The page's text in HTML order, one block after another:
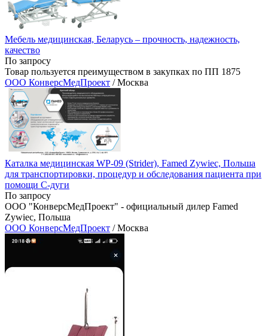
Мебель медицинская, Беларусь – прочность, надежность,
качество
По запросу
Товар пользуется преимуществом в закупках по ПП 1875
ООО КонверсМедПроект / Москва
Каталка медицинская WP-09 (Strider), Famed Zywiec, Польша
для транспортировки, процедур и обследования пациента при
помощи С-дуги
По запросу
ООО "КонверсМедПроект" - официальный дилер Famed
Zywiec, Польша
ООО КонверсМедПроект / Москва